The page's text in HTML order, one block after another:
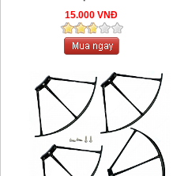
15.000 VNĐ